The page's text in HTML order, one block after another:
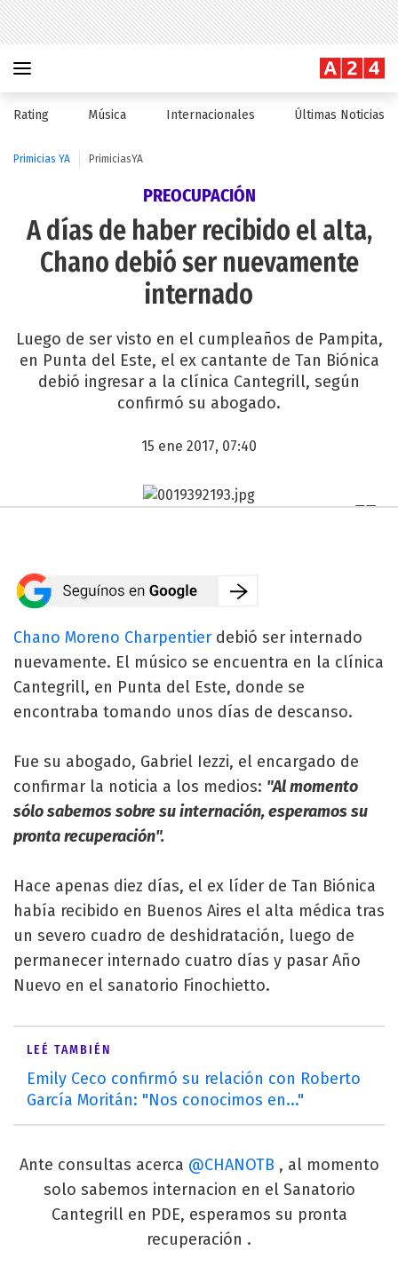
Rating Música Internacionales Últimas Noticias
Primicias YA PrimiciasYA
PREOCUPACIÓN
A días de haber recibido el alta,
Chano debió ser nuevamente
internado
Luego de ser visto en el cumpleaños de Pampita,
en Punta del Este, el ex cantante de Tan Biónica
debió ingresar a la clínica Cantegrill, según
confirmó su abogado.
15 ene 2017, 07:40
Chano Moreno Charpentier debió ser internado
nuevamente. El músico se encuentra en la clínica
Cantegrill, en Punta del Este, donde se
encontraba tomando unos días de descanso.
Fue su abogado, Gabriel Iezzi, el encargado de
confirmar la noticia a los medios: "Al momento
sólo sabemos sobre su internación, esperamos su
pronta recuperación".
Hace apenas diez días, el ex líder de Tan Biónica
había recibido en Buenos Aires el alta médica tras
un severo cuadro de deshidratación, luego de
permanecer internado cuatro días y pasar Año
Nuevo en el sanatorio Finochietto.
LEÉ TAMBIÉN
Emily Ceco confirmó su relación con Roberto
García Moritán: "Nos conocimos en..."
Ante consultas acerca @CHANOTB , al momento
solo sabemos internacion en el Sanatorio
Cantegrill en PDE, esperamos su pronta
recuperación .